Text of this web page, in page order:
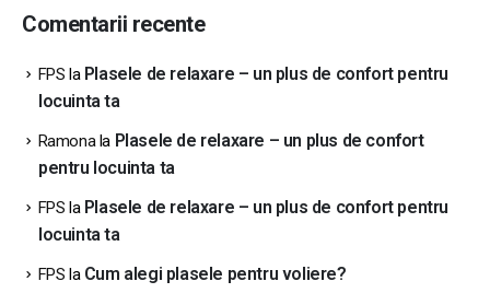
Comentarii recente
FPS la Plasele de relaxare – un plus de confort pentru
locuinta ta
Ramonala Plasele de relaxare – un plus de confort
pentru locuinta ta
FPS la Plasele de relaxare – un plus de confort pentru
locuinta ta
FPS la Cum alegi plasele pentru voliere?